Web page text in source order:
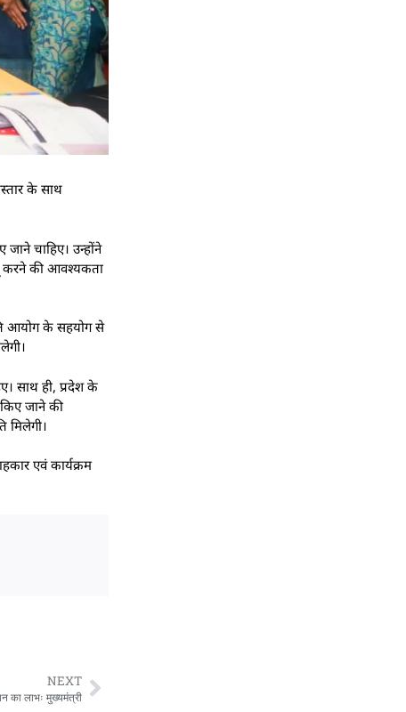
के साथ
चाहिए। उन्होंने
करने की आवश्यकता
आयोग के सहयोग से
साथ ही, प्रदेश के
जाने की
मिलेगी।
एवं कार्यक्रम
NEXT
का लाभः मुख्यमंत्री